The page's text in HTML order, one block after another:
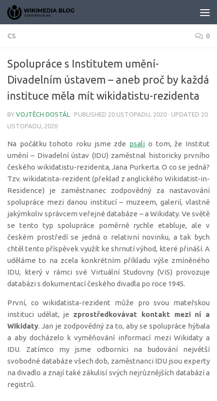
Skip to content
CS 0
Spolupráce s Institutem umění-
Divadelním ústavem – aneb proč by každá
instituce měla mít wikidatistu-rezidenta
BY VOJTĚCH DOSTÁL · PUBLISHED 20 LISTOPADU, 2020 · UPDATED 20
LISTOPADU, 2020
Na počátku tohoto roku jsme zde psali o tom, že Institut
umění – Divadelní ústav (IDU) zaměstnal historicky prvního
českého wikidatistu-rezidenta, Jana Purkerta. O co se jedná?
Tzv. wikidatista-rezident (překlad z anglického Wikidatist-in-
Residence) je zaměstnanec zodpovědný za nastavování
spolupráce mezi danou institucí – muzeem, galerií, vlastně
jakýmkoliv správcem veřejné databáze – a Wikidaty. Ve světě
se tento typ spolupráce poměrně rychle etabluje, ale v
českém prostředí se jedná o relativní novinku, a tak bych
chtěl tento příspěvek využít ke shrnutí výhod, které přináší. A
uděláme to na zcela konkrétním příkladu výše zmíněného
IDU, který v rámci své Virtuální Studovny (ViS) provozuje
databázi s dokumentací českého divadla po roce 1945.
První, co wikidatista-rezident může pro svou mateřskou
instituci udělat, je zprostředkovávat kontakt mezi ní a
Wikidaty. Jan je zodpovědný za to, aby se spolupráce hýbala
a aby docházelo k vyměňování informací mezi Wikidaty a
IDU. Zatímco my jsme odborníci na budování největší
svobodné databáze všech dob, zaměstnanci IDU jsou experty
na divadlo a znají také zákulisí svých nejrůznějších databází a
registrů.